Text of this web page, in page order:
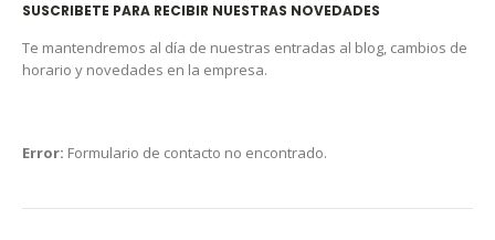
SUSCRIBETE PARA RECIBIR NUESTRAS NOVEDADES
Te mantendremos al día de nuestras entradas al blog, cambios de
horario y novedades en la empresa.
Error: Formulario de contacto no encontrado.